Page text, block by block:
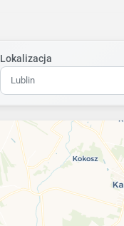
Lokalizacja
Lublin